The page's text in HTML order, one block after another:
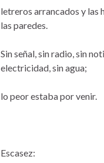
letreros arrancados y las
las paredes.
Sin señal, sin radio, sin
electricidad, sin agua;
lo peor estaba por venir.
Escasez: